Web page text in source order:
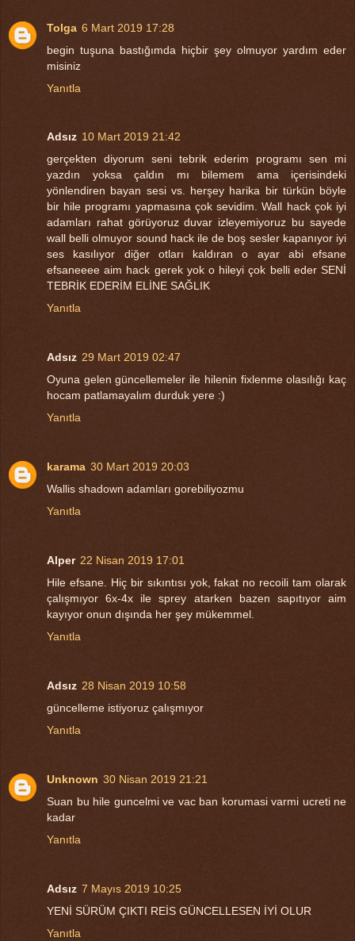
Tolga 6 Mart 2019 17:28
begin tuşuna bastığımda hiçbir şey olmuyor yardım eder
misiniz
Yanıtla
Adsız 10 Mart 2019 21:42
gerçekten diyorum seni tebrik ederim programı sen mi
yazdın yoksa çaldın mı bilemem ama içerisindeki
yönlendiren bayan sesi vs. herşey harika bir türkün böyle
bir hile programı yapmasına çok sevidim. Wall hack çok iyi
adamları rahat görüyoruz duvar izleyemiyoruz bu sayede
wall belli olmuyor sound hack ile de boş sesler kapanıyor iyi
ses kasılıyor diğer otları kaldıran o ayar abi efsane
efsaneeee aim hack gerek yok o hileyi çok belli eder SENİ
TEBRİK EDERİM ELİNE SAĞLIK
Yanıtla
Adsız 29 Mart 2019 02:47
Oyuna gelen güncellemeler ile hilenin fixlenme olasılığı kaç
hocam patlamayalım durduk yere :)
Yanıtla
karama 30 Mart 2019 20:03
Wallis shadown adamları gorebiliyozmu
Yanıtla
Alper 22 Nisan 2019 17:01
Hile efsane. Hiç bir sıkıntısı yok, fakat no recoili tam olarak
çalışmıyor 6x-4x ile sprey atarken bazen sapıtıyor aim
kayıyor onun dışında her şey mükemmel.
Yanıtla
Adsız 28 Nisan 2019 10:58
güncelleme istiyoruz çalışmıyor
Yanıtla
Unknown 30 Nisan 2019 21:21
Suan bu hile guncelmi ve vac ban korumasi varmi ucreti ne
kadar
Yanıtla
Adsız 7 Mayıs 2019 10:25
YENİ SÜRÜM ÇIKTI REİS GÜNCELLESEN İYİ OLUR
Yanıtla